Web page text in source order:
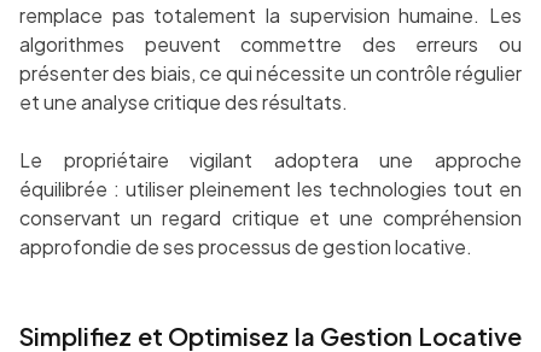
remplace pas totalement la supervision humaine. Les
algorithmes peuvent commettre des erreurs ou
présenter des biais, ce qui nécessite un contrôle régulier
et une analyse critique des résultats.
Le propriétaire vigilant adoptera une approche
équilibrée : utiliser pleinement les technologies tout en
conservant un regard critique et une compréhension
approfondie de ses processus de gestion locative.
Simplifiez et Optimisez la Gestion Locative